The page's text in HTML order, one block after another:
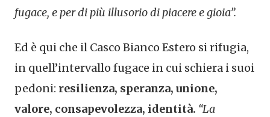
fugace, e per di più illusorio di piacere e gioia”.
Ed è qui che il Casco Bianco Estero si rifugia,
in quell’intervallo fugace in cui schiera i suoi
pedoni: resilienza, speranza, unione,
valore, consapevolezza, identità. “La